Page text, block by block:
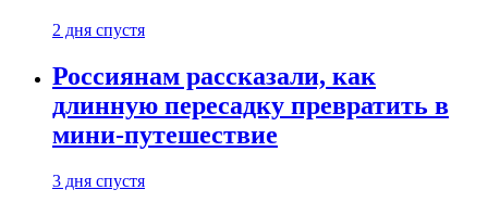
2 дня спустя
Россиянам рассказали, как
длинную пересадку превратить в
мини-путешествие
3 дня спустя